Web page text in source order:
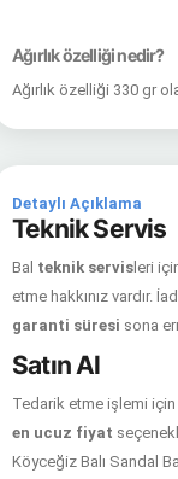
Ağırlık özelliği nedir?
Ağırlık özelliği 330 gr
Detaylı Açıklama
Teknik Servis
Bal teknik servis leri
etme hakkınız vardır.
garanti süresi sona
Satın Al
Tedarik etme işlemi için
en ucuz fiyat
Köyceğiz Balı Sandal